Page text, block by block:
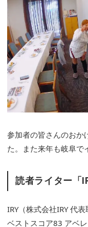
参加者の皆さんのおか
た。また来年も岐阜で
読者ライター「
IRY（株式会社IRY 代
ベストスコア83 アベ